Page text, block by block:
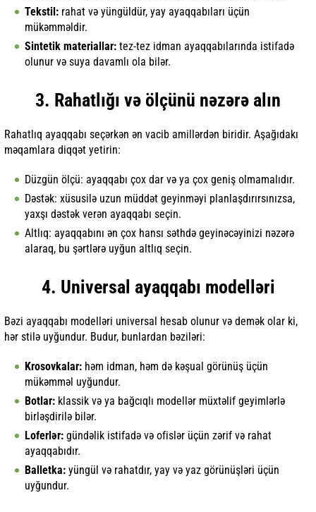
Tekstil: rahat və yüngüldür, yay ayaqqabıları üçün
mükəmməldir.
Sintetik materiallar: tez-tez idman ayaqqabılarında istifadə
olunur və suya davamlı ola bilər.
3. Rahatlığı və ölçünü nəzərə alın
Rahatlıq ayaqqabı seçərkən ən vacib amillərdən biridir. Aşağıdakı
məqamlara diqqət yetirin:
Düzgün ölçü: ayaqqabı çox dar və ya çox geniş olmamalıdır.
Dəstək: xüsusilə uzun müddət geyinməyi planlaşdırırsınızsa,
yaxşı dəstək verən ayaqqabı seçin.
Altlıq: ayaqqabını ən çox hansı səthdə geyinəcəyinizi nəzərə
alaraq, bu şərtlərə uyğun altlıq seçin.
4. Universal ayaqqabı modelləri
Bəzi ayaqqabı modelləri universal hesab olunur və demək olar ki,
hər stilə uyğundur. Budur, bunlardan bəziləri:
Krosovkalar: həm idman, həm də kəşual görünüş üçün
mükəmməl uyğundur.
Botlar: klassik və ya bağcıqlı modellər müxtəlif geyimlərlə
birləşdirilə bilər.
Loferlər: gündəlik istifadə və ofislər üçün zərif və rahat
ayaqqabıdır.
Balletka: yüngül və rahatdır, yay və yaz görünüşləri üçün
uyğundur.